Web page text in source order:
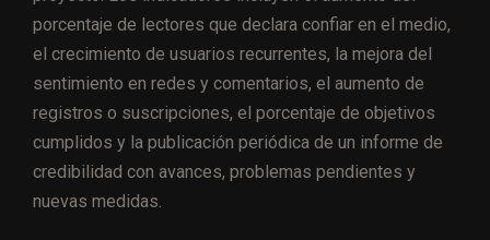
porcentaje de lectores que declara confiar en el medio,
el crecimiento de usuarios recurrentes, la mejora del
sentimiento en redes y comentarios, el aumento de
registros o suscripciones, el porcentaje de objetivos
cumplidos y la publicación periódica de un informe de
credibilidad con avances, problemas pendientes y
nuevas medidas.